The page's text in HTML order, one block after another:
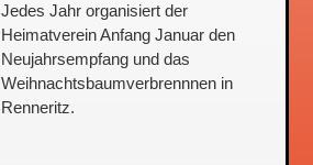
Jedes Jahr organisiert der
Heimatverein Anfang Januar den
Neujahrsempfang und das
Weihnachtsbaum­verbrennnen in
Renneritz.